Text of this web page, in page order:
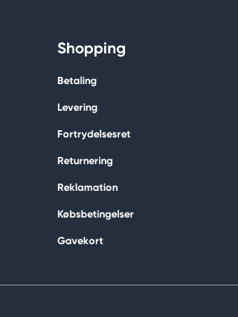
Shopping
Betaling
Levering
Fortrydelsesret
Returnering
Reklamation
Købsbetingelser
Gavekort